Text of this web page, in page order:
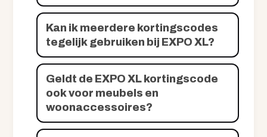
Kan ik meerdere kortingscodes
tegelijk gebruiken bij EXPO XL?
Geldt de EXPO XL kortingscode
ook voor meubels en
woonaccessoires?